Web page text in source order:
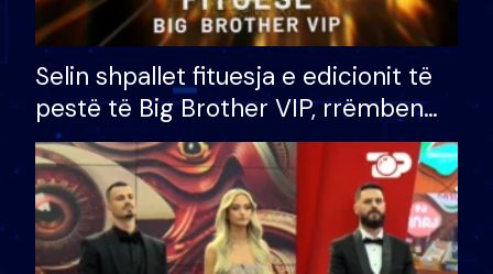
Selin shpallet fituesja e edicionit të
pestë të Big Brother VIP, rrëmben
çmimin e madh prej 100 mijë eurosh